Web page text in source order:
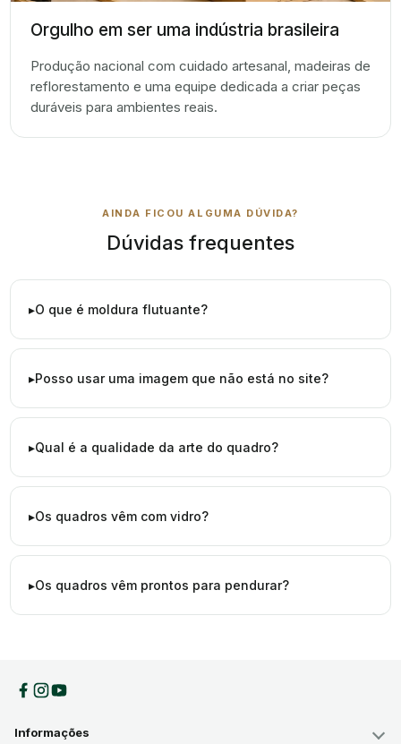
Orgulho em ser uma indústria brasileira
Produção nacional com cuidado artesanal, madeiras de
reflorestamento e uma equipe dedicada a criar peças
duráveis para ambientes reais.
AINDA FICOU ALGUMA DÚVIDA?
Dúvidas frequentes
O que é moldura flutuante?
Posso usar uma imagem que não está no site?
Qual é a qualidade da arte do quadro?
Os quadros vêm com vidro?
Os quadros vêm prontos para pendurar?
Informações